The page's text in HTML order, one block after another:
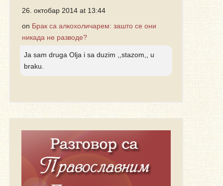
26. октобар 2014 at 13:44
on Брак са алкохоличарем: зашто се они
никада не разводе?
Ja sam druga Olja i sa duzim ,,stazom,, u
braku.